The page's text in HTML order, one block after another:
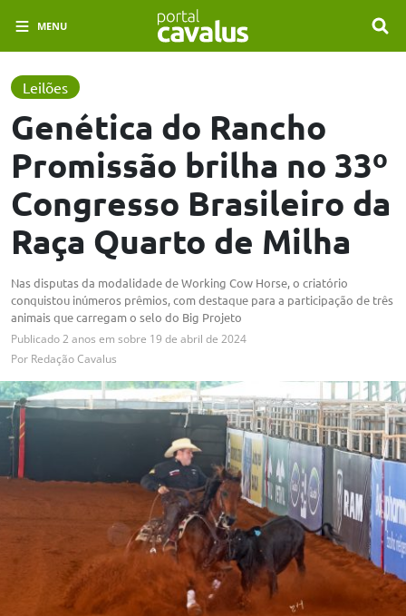
MENU
Leilões
Genética do Rancho
Promissão brilha no 33º
Congresso Brasileiro da
Raça Quarto de Milha
Nas disputas da modalidade de Working Cow Horse, o criatório
conquistou inúmeros prêmios, com destaque para a participação de três
animais que carregam o selo do Big Projeto
Publicado2 anos em sobre 19 de abril de 2024
Por Redação Cavalus